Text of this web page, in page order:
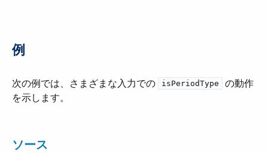
例
次の例では、さまざまな入力での ​ isPeriodType
​ の動作
を示します。
ソース